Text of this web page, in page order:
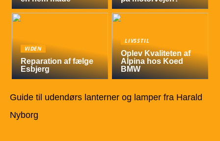
VIDEN
Reparation af fælge
Esbjerg
LIVSSTIL
Oplev Kvaliteten af
Alpina hos Koed
BMW
Guide til udendørs lanterner og lamper fra Harald
Nyborg